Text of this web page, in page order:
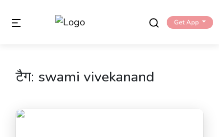
Get App
टैग: swami vivekanand